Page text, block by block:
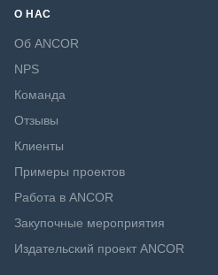
О НАС
Об ANCOR
NPS
Команда
Отзывы
Клиенты
Примеры проектов
Работа в ANCOR
Закупочные мероприятия
Издательский проект ANCOR